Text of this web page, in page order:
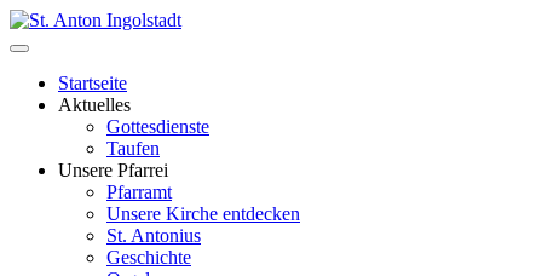
Startseite
Aktuelles
Gottesdienste
Taufen
Unsere Pfarrei
Pfarramt
Unsere Kirche entdecken
St. Antonius
Geschichte